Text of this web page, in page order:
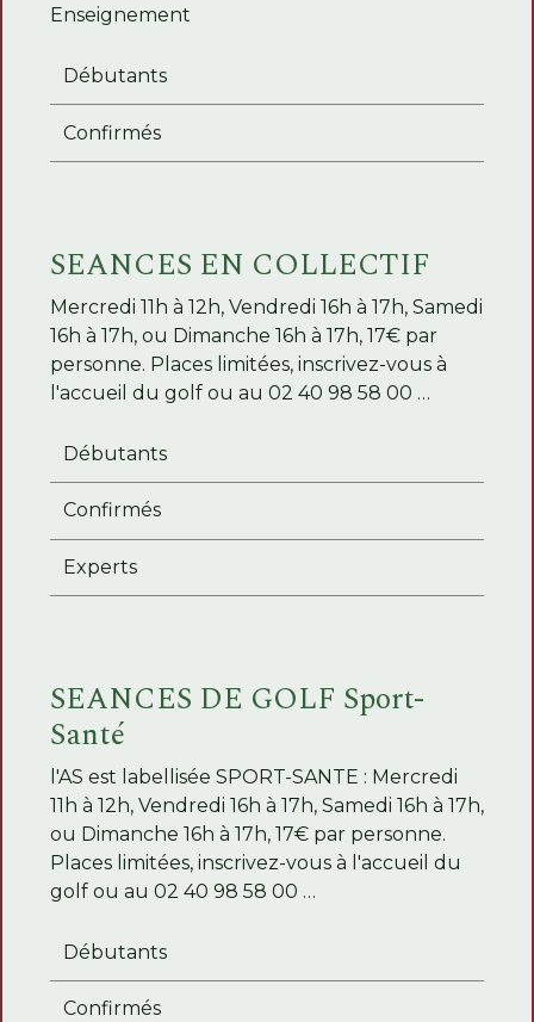
Enseignement
Débutants
Confirmés
SEANCES EN COLLECTIF
Mercredi 11h à 12h, Vendredi 16h à 17h, Samedi
16h à 17h, ou Dimanche 16h à 17h, 17€ par
personne. Places limitées, inscrivez-vous à
l'accueil du golf ou au 02 40 98 58 00 …
Débutants
Confirmés
Experts
SEANCES DE GOLF Sport-
Santé
l'AS est labellisée SPORT-SANTE : Mercredi
11h à 12h, Vendredi 16h à 17h, Samedi 16h à 17h,
ou Dimanche 16h à 17h, 17€ par personne.
Places limitées, inscrivez-vous à l'accueil du
golf ou au 02 40 98 58 00 …
Débutants
Confirmés